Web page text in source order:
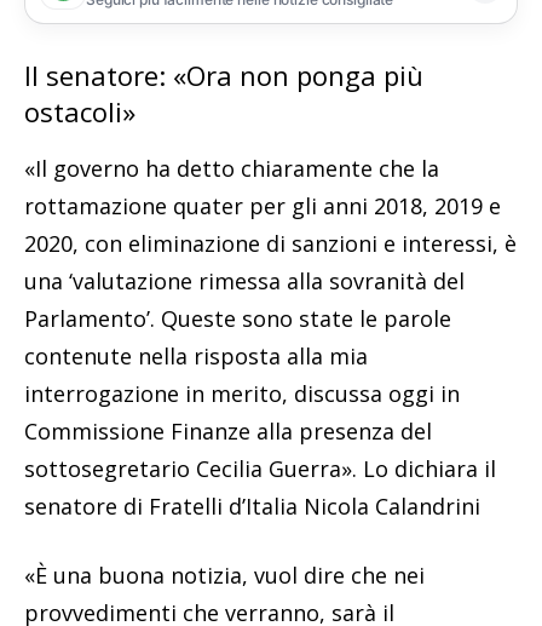
Il senatore: «Ora non ponga più
ostacoli»
«Il governo ha detto chiaramente che la
rottamazione quater per gli anni 2018, 2019 e
2020, con eliminazione di sanzioni e interessi, è
una ‘valutazione rimessa alla sovranità del
Parlamento’. Queste sono state le parole
contenute nella risposta alla mia
interrogazione in merito, discussa oggi in
Commissione Finanze alla presenza del
sottosegretario Cecilia Guerra». Lo dichiara il
senatore di Fratelli d’Italia Nicola Calandrini
«È una buona notizia, vuol dire che nei
provvedimenti che verranno, sarà il